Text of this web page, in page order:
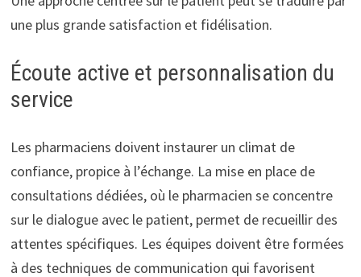
une plus grande satisfaction et fidélisation.
Écoute active et personnalisation du
service
Les pharmaciens doivent instaurer un climat de
confiance, propice à l’échange. La mise en place de
consultations dédiées, où le pharmacien se concentre
sur le dialogue avec le patient, permet de recueillir des
attentes spécifiques. Les équipes doivent être formées
à des techniques de communication qui favorisent